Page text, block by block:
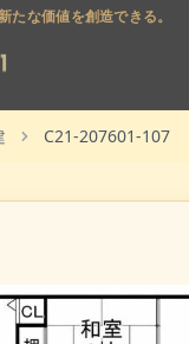
たな価値を創造できる。
C21-207601-107